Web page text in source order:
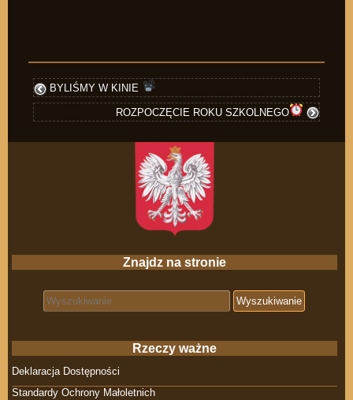
BYLIŚMY W KINIE
ROZPOCZĘCIE ROKU SZKOLNEGO
Znajdz na stronie
Search for:
Rzeczy ważne
Deklaracja Dostępności
Standardy Ochrony Małoletnich